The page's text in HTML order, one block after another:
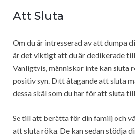
Att Sluta
Om du är intresserad av att dumpa
är det viktigt att du är dedikerade
Vanligtvis, människor inte kan sluta
positiv syn. Ditt åtagande att sluta
dessa skäl som du har för att sluta
Se till att berätta för din familj och
att sluta röka. De kan sedan stödja